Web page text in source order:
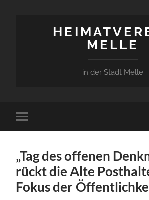
MELLE
in der Stadt Melle
Mobile-
Menü
„Tag des offenen
rückt die Alte
Fokus der